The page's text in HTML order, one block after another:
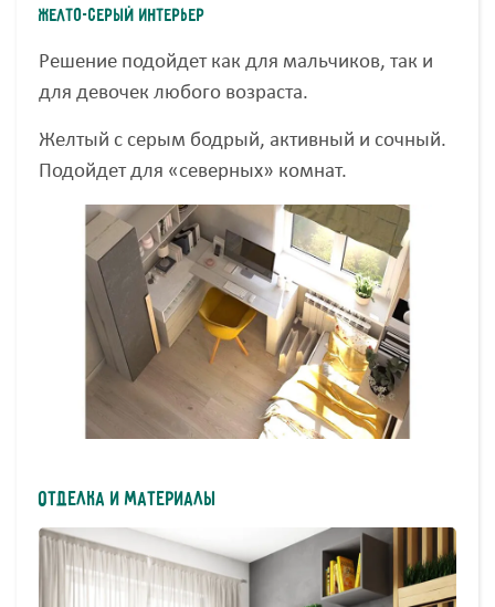
Желто-серый интерьер
Решение подойдет как для мальчиков, так и
для девочек любого возраста.
Желтый с серым бодрый, активный и сочный.
Подойдет для «северных» комнат.
Отделка и материалы